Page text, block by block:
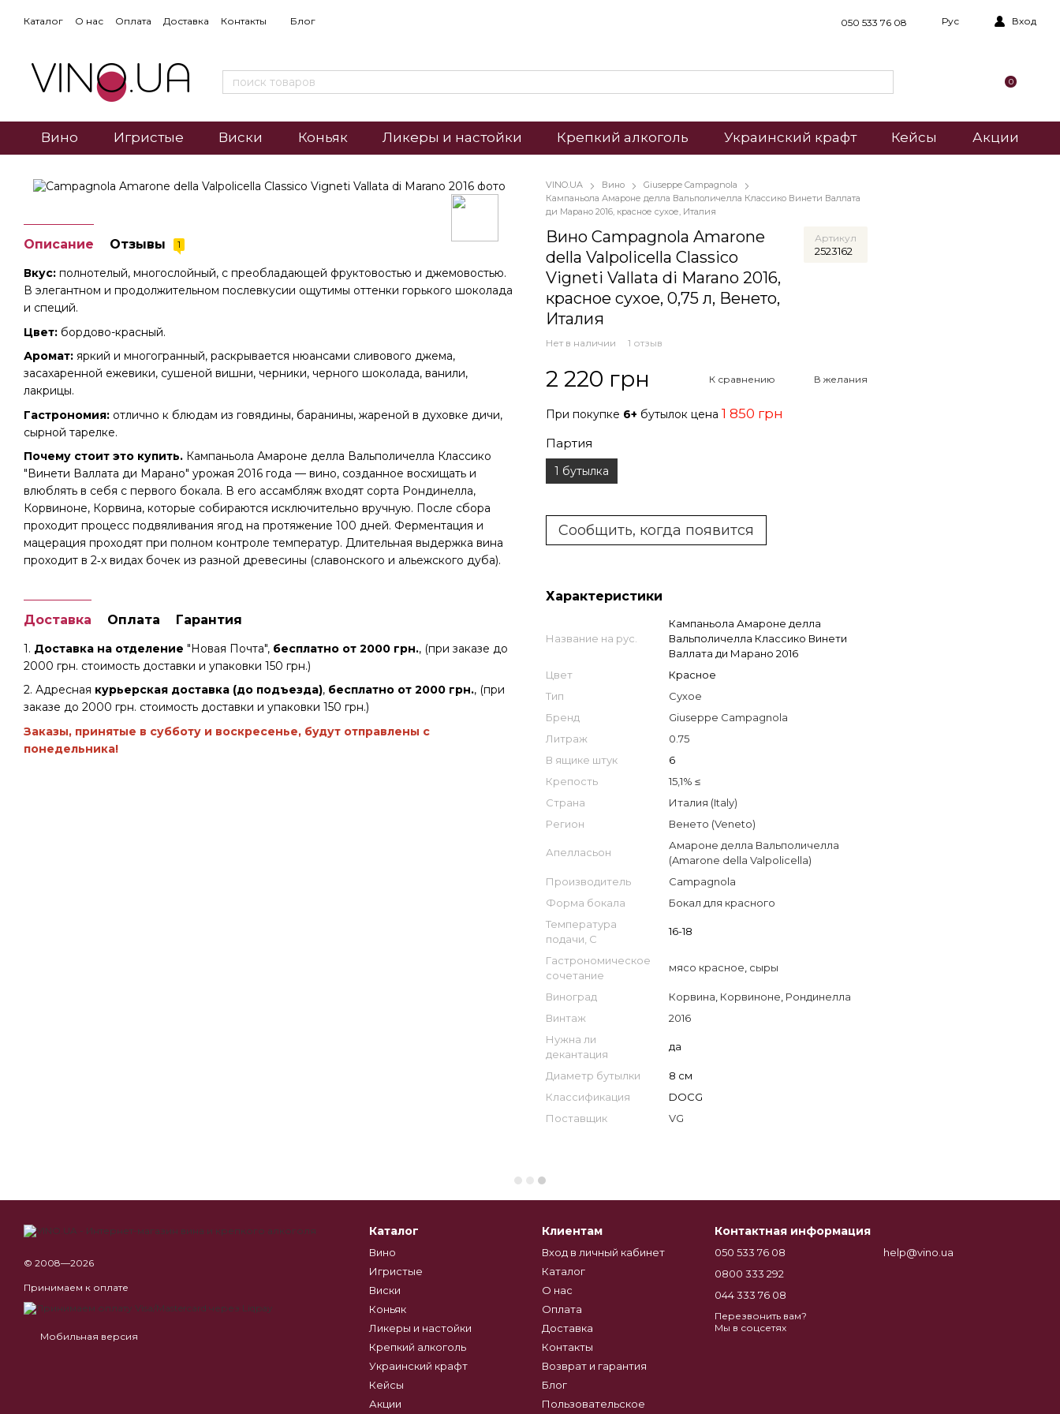
Каталог О нас Оплата Доставка Контакты Блог 050 533 76 08 Рус Вход
0
Вино Игристые Виски Коньяк Ликеры и настойки Крепкий алкоголь Украинский крафт Кейсы Акции
Описание Отзывы 1
Вкус: полнотелый, многослойный, с преобладающей фруктовостью и джемовостью.
В элегантном и продолжительном послевкусии ощутимы оттенки горького шоколада
и специй.
Цвет: бордово-красный.
Аромат: яркий и многогранный, раскрывается нюансами сливового джема,
засахаренной ежевики, сушеной вишни, черники, черного шоколада, ванили,
лакрицы.
Гастрономия: отлично к блюдам из говядины, баранины, жареной в духовке дичи,
сырной тарелке.
Почему стоит это купить. Кампаньола Амароне делла Вальполичелла Классико
"Винети Валлата ди Марано" урожая 2016 года — вино, созданное восхищать и
влюблять в себя с первого бокала. В его ассамбляж входят сорта Рондинелла,
Корвиноне, Корвина, которые собираются исключительно вручную. После сбора
проходит процесс подвяливания ягод на протяжение 100 дней. Ферментация и
мацерация проходят при полном контроле температур. Длительная выдержка вина
проходит в 2‐х видах бочек из разной древесины (славонского и альежского дуба).
Доставка Оплата Гарантия
1. Доставка на отделение "Новая Почта", бесплатно от 2000 грн., (при заказе до
2000 грн. стоимость доставки и упаковки 150 грн.)
2. Адресная курьерская доставка (до подъезда), бесплатно от 2000 грн., (при
заказе до 2000 грн. стоимость доставки и упаковки 150 грн.)
Заказы, принятые в субботу и воскресенье, будут отправлены с
понедельника!
VINO.UA Вино
Giuseppe Campagnola
Кампаньола Амароне делла Вальполичелла Классико Винети Валлата
ди Марано 2016, красное сухое, Италия
Вино Campagnola Amarone
della Valpolicella Classico
Vigneti Vallata di Marano 2016,
красное сухое, 0,75 л, Венето,
Италия
Артикул
2523162
Нет в наличии 1 отзыв
2 220 грн К сравнению В желания
При покупке 6+ бутылок цена 1 850 грн
Партия
1 бутылка
Сообщить, когда появится
Характеристики
Название на рус.
Кампаньола Амароне делла
Вальполичелла Классико Винети
Валлата ди Марано 2016
Цвет
Красное
Тип
Сухое
Бренд
Giuseppe Campagnola
Литраж
0.75
В ящике штук
6
Крепость
15,1% ≤
Страна
Италия (Italy)
Регион
Венето (Veneto)
Апелласьон
Амароне делла Вальполичелла
(Amarone della Valpolicella)
Производитель
Campagnola
Форма бокала
Бокал для красного
Температура
подачи, С
16-18
Гастрономическое
сочетание
мясо красное сыры
Виноград Корвина Корвиноне Рондинелла
Винтаж
2016
Нужна ли
декантация
да
Диаметр бутылки
8 см
Классификация
DOCG
Поставщик
VG
© 2008—2026
Принимаем к оплате
Мобильная версия
Каталог
Вино
Игристые
Виски
Коньяк
Ликеры и настойки
Крепкий алкоголь
Украинский крафт
Кейсы
Акции
Клиентам
Вход в личный кабинет
Каталог
О нас
Оплата
Доставка
Контакты
Возврат и гарантия
Блог
Пользовательское
Контактная информация
050 533 76 08
0800 333 292
044 333 76 08
Перезвонить вам?
help@vino.ua
Мы в соцсетях